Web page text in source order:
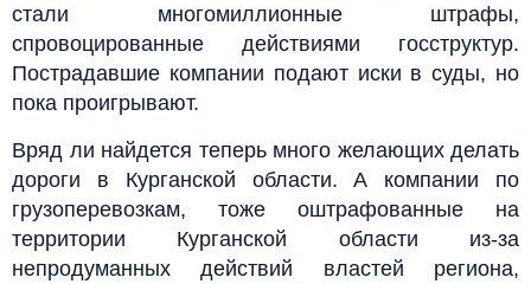
стали многомиллионные штрафы,
спровоцированные действиями госструктур.
Пострадавшие компании подают иски в суды, но
пока проигрывают.
Вряд ли найдется теперь много желающих делать
дороги в Курганской области. А компании по
грузоперевозкам, тоже оштрафованные на
территории Курганской области из-за
непродуманных действий властей региона,